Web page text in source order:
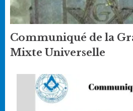
Communiqué de la
Mixte Universelle